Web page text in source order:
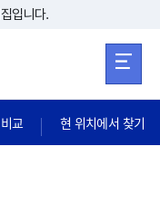
입니다.
교 현 위치에서 찾기